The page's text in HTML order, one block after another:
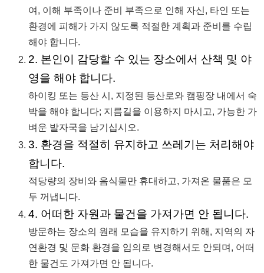
여, 이해 부족이나 준비 부족으로 인해 자신, 타인 또는
환경에 피해가 가지 않도록 적절한 계획과 준비를 수립
해야 합니다.
2. 본인이 감당할 수 있는 장소에서 산책 및 야
영을 해야 합니다.
하이킹 또는 등산 시, 지정된 등산로와 캠핑장 내에서 숙
박을 해야 합니다; 지름길을 이용하지 마시고, 가능한 가
벼운 발자국을 남기십시오.
3. 환경을 적절히 유지하고 쓰레기는 처리해야
합니다.
적당량의 장비와 음식물만 휴대하고, 가져온 물품은 모
두 꺼냅니다.
4. 어떠한 자원과 물건을 가져가면 안 됩니다.
방문하는 장소의 원래 모습을 유지하기 위해, 지역의 자
연환경 및 문화 환경을 임의로 변경해서도 안되며, 어떠
한 물건도 가져가면 안 됩니다.